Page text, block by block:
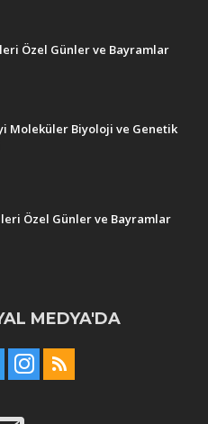
Özel Günler ve Bayramlar
Moleküler Biyoloji ve Genetik
Özel Günler ve Bayramlar
MEDYA'DA